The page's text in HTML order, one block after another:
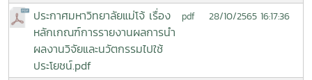
ประกาศมหาวิทยาลัยแม่โจ้ เรื่อง
หลักเกณฑ์การรายงานผลการนำ
ผลงานวิจัยและนวัตกรรมไปใช้
ประโยชน์.pdf
pdf 28/10/2565 16:17:36